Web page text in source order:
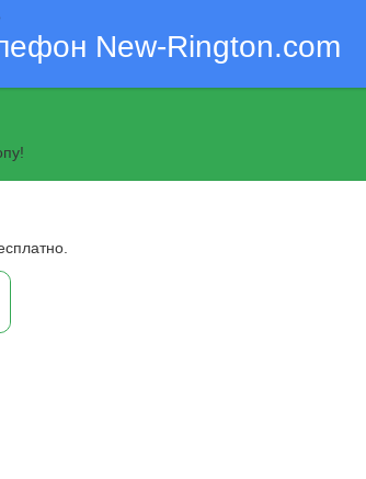
New-Rington.com